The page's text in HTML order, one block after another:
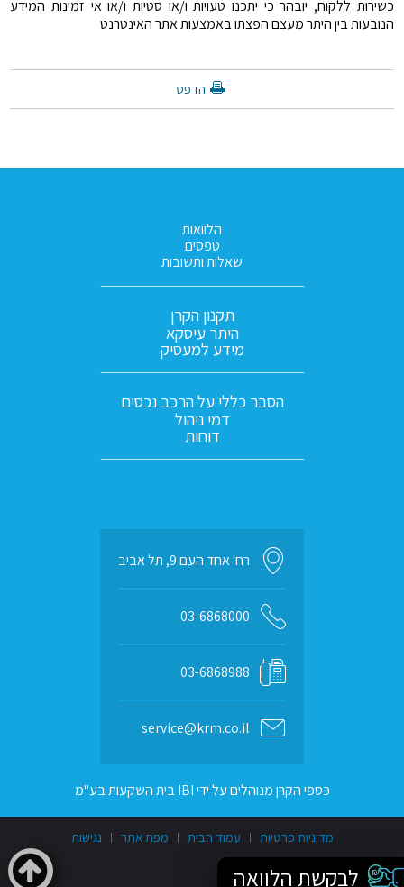
כשירות ללקוח, יובהר כי יתכנו טעויות ו/או סטיות ו/או אי זמינות המידע
הנובעות בין היתר מעצם הפצתו באמצעות אתר האינטרנט
הדפס
הלוואות
טפסים
שאלות ותשובות
תקנון הקרן
היתר עיסקא
מידע למעסיק
הסבר כללי על הרכב נכסים
דמי ניהול
דוחות
רח' אחד העם 9, תל אביב
03-6868000
03-6868988
service@krm.co.il
כספי הקרן מנוהלים על ידי IBI בית השקעות בע"מ
מדיניות פרטיות עמוד הבית מפת אתר נגישות
לבקשת הלוואה